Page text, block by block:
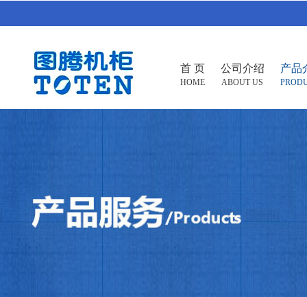
首 页
HOME
公司介绍
ABOUT US
产品